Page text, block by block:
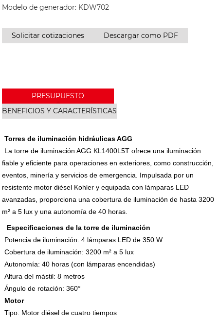
Modelo de generador: KDW702
Solicitar cotizaciones Descargar como PDF
PRESUPUESTO
BENEFICIOS Y CARACTERÍSTICAS
Torres de iluminación hidráulicas AGG
La torre de iluminación AGG KL1400L5T ofrece una iluminación
fiable y eficiente para operaciones en exteriores, como construcción,
eventos, minería y servicios de emergencia. Impulsada por un
resistente motor diésel Kohler y equipada con lámparas LED
avanzadas, proporciona una cobertura de iluminación de hasta 3200
m² a 5 lux y una autonomía de 40 horas.
Especificaciones de la torre de iluminación
Potencia de iluminación: 4 lámparas LED de 350 W
Cobertura de iluminación: 3200 m² a 5 lux
Autonomía: 40 horas (con lámparas encendidas)
Altura del mástil: 8 metros
Ángulo de rotación: 360°
Motor
Tipo: Motor diésel de cuatro tiempos